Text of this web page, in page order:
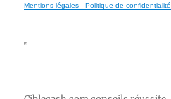
Mentions légales - Politique de confidentialité